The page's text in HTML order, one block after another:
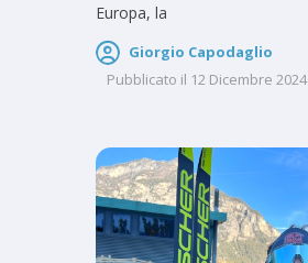
Europa, la
Giorgio Capodaglio
Pubblicato il 12 Dicembre 2024